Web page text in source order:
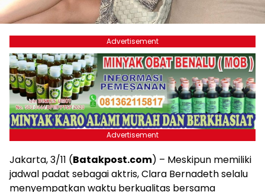
Advertisement
Advertisement
Jakarta, 3/11 (Batakpost.com) – Meskipun memiliki
jadwal padat sebagai aktris, Clara Bernadeth selalu
menyempatkan waktu berkualitas bersama